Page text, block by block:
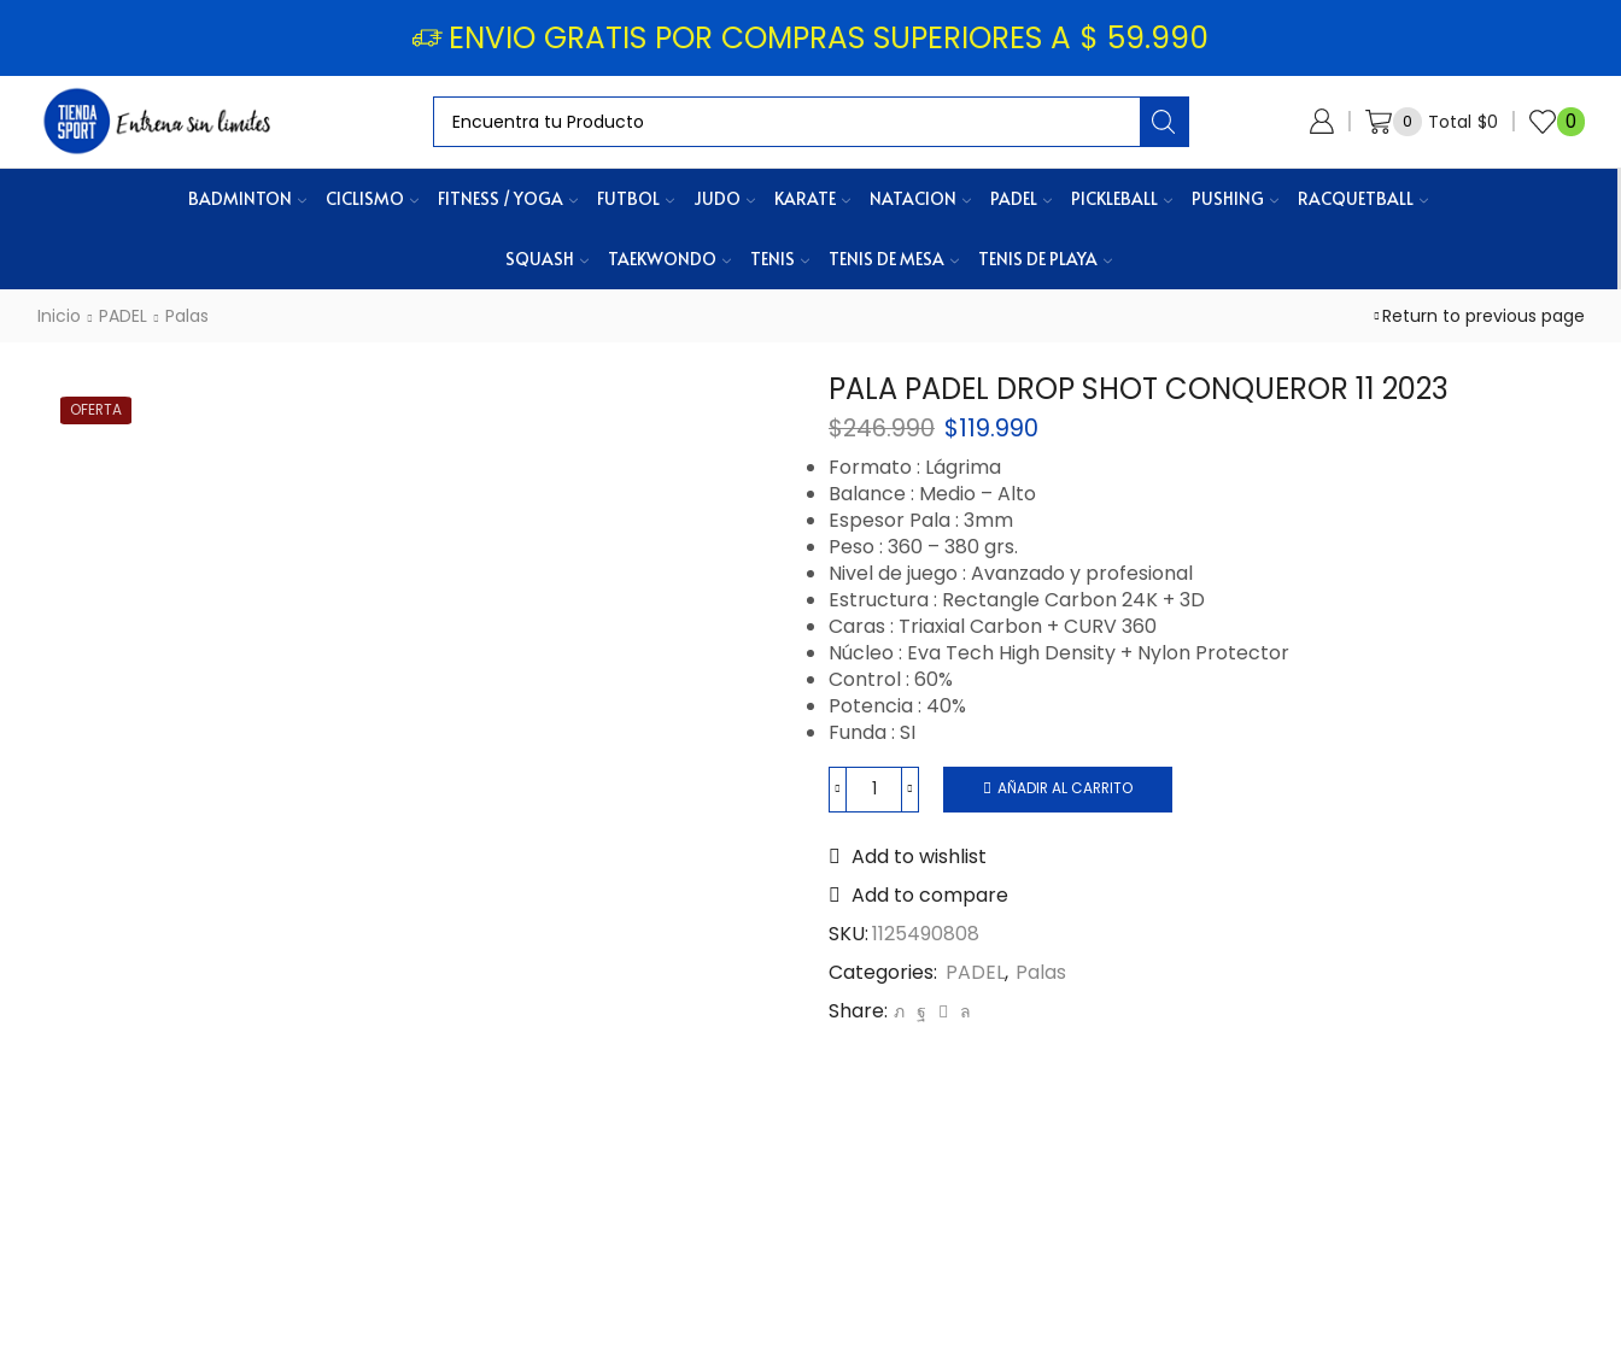
ENVIO GRATIS POR COMPRAS SUPERIORES A $ 59.990
0 Total $0 0
BADMINTON CICLISMO FITNESS / YOGA FUTBOL JUDO KARATE NATACION PADEL PICKLEBALL PUSHING RACQUETBALL
SQUASH TAEKWONDO TENIS TENIS DE MESA TENIS DE PLAYA
Inicio PADEL Palas Return to previous page
OFERTA
PALA PADEL DROP SHOT CONQUEROR 11 2023
$246.990 $119.990
Formato : Lágrima
Balance : Medio – Alto
Espesor Pala : 3mm
Peso : 360 – 380 grs.
Nivel de juego : Avanzado y profesional
Estructura : Rectangle Carbon 24K + 3D
Caras : Triaxial Carbon + CURV 360
Núcleo : Eva Tech High Density + Nylon Protector
Control : 60%
Potencia : 40%
Funda : SI
AÑADIR AL CARRITO
Add to wishlist
Add to compare
SKU:1125490808
Categories: PADEL, Palas
Share: